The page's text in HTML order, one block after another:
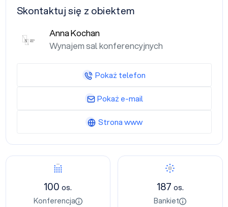
100os.
Konferencja
187 os.
Bankiet
Skontaktuj się z obiektem
Anna Kochan
Wynajem sal konferencyjnych
Pokaż telefon
Pokaż e-mail
Strona www